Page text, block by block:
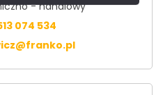
- handlowy
074 534